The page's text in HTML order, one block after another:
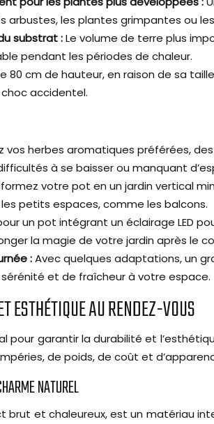
arbustes, les plantes grimpantes ou
substrat :Le volume de terre plus
pendant les périodes de chaleur.
80 cm de hauteur, en raison de sa
accidentel.
vos herbes aromatiques préférées,
à se baisser ou manquant
votre pot en un jardin vertical
petits espaces, comme les balcons.
un pot intégrant un éclairage LED
la magie de votre jardin après le
:Avec quelques adaptations, un
et de fraîcheur à votre espace.
ESTHÉTIQUE AU RENDEZ-VOUS
pour garantir la durabilité et
de poids, de coût et
NATUREL
et chaleureux, est un matériau